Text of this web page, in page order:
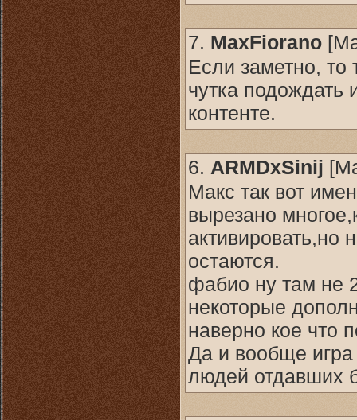
7. MaxFiorano [
Если заметно, то
чутка подождать
контенте.
6. ARMDxSinij [
Макс так вот
вырезано
активировать,но
остаются.
фабио ну там не
некоторые
наверно кое что
Да и вообще игра
людей отдавших